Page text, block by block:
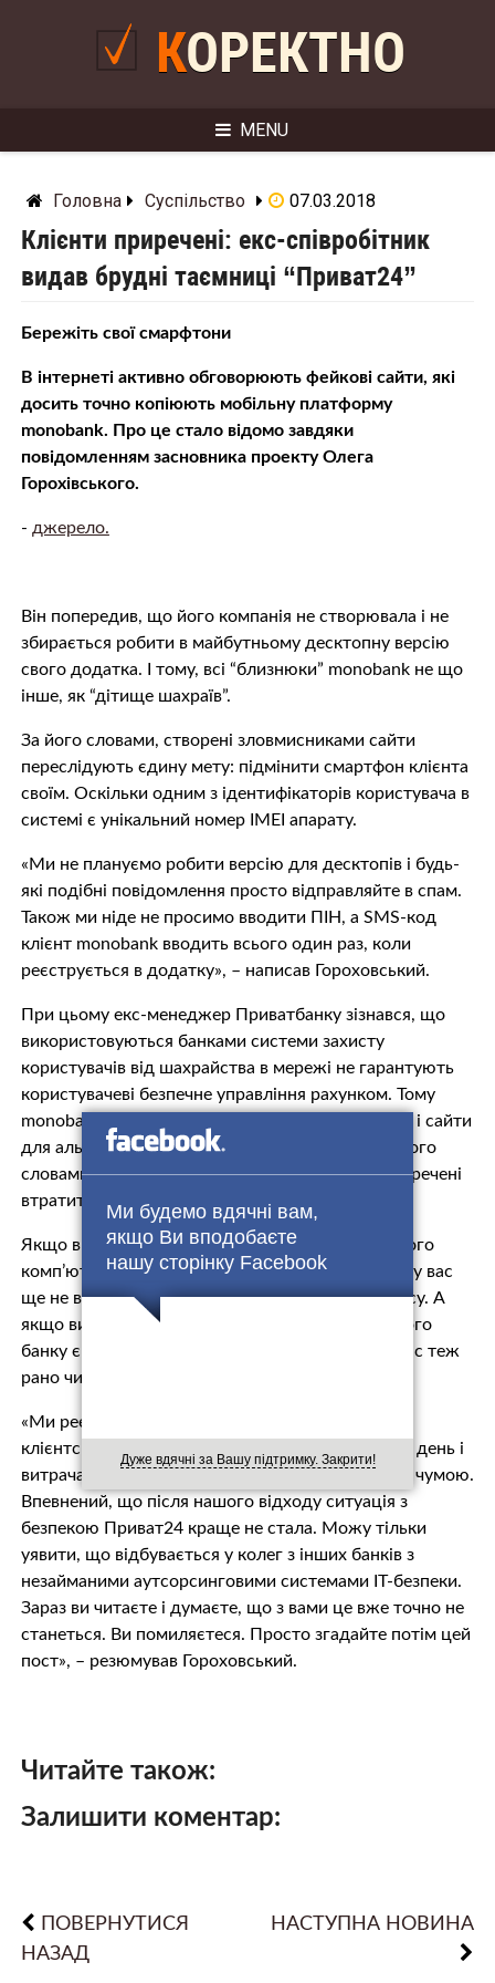
Ми будемо вдячні вам,
якщо Ви вподобаєте
нашу сторінку Facebook
Дуже вдячні за Вашу підтримку. Закрити!
КОРЕКТНО
MENU
Головна Суспільство 07.03.2018
Клієнти приречені: екс-співробітник
видав брудні таємниці “Приват24”
Бережіть свої смарфтони
В інтернеті активно обговорюють фейкові сайти, які
досить точно копіюють мобільну платформу
monobank. Про це стало відомо завдяки
повідомленням засновника проекту Олега
Горохівського.
- джерело.
Він попередив, що його компанія не створювала і не
збирається робити в майбутньому десктопну версію
свого додатка. І тому, всі “близнюки” monobank не що
інше, як “дітище шахраїв”.
За його словами, створені зловмисниками сайти
переслідують єдину мету: підмінити смартфон клієнта
своїм. Оскільки одним з ідентифікаторів користувача в
системі є унікальний номер IMEI апарату.
«Ми не плануємо робити версію для десктопів і будь-
які подібні повідомлення просто відправляйте в спам.
Також ми ніде не просимо вводити ПІН, а SMS-код
клієнт monobank вводить всього один раз, коли
реєструється в додатку», – написав Гороховський.
При цьому екс-менеджер Приватбанку зізнався, що
використовуються банками системи захисту
користувачів від шахрайства в мережі не гарантують
користувачеві безпечне управління рахунком. Тому
monobank і не має наміру створювати програми і сайти
для альтернативних платформ. Більш того, за його
словами, всі користувачі системи Приват24 приречені
втратити свої гроші.
Якщо ви користуєтеся клієнт-банком з звичайного
комп’ютера, то можете бути впевнені, що якщо у вас
ще не вкрали гроші, це всього лише питання часу. А
якщо ви не користуєтеся комп’ютером, а у вашого
банку є комп’ютерна версія клієнт-банку, то у вас теж
рано чи пізно вкрадуть гроші.
«Ми реєстрували сотні випадків компрометації
клієнтських рахунків в десктопному Приват24 в день і
витрачали титанічні зусилля на боротьбу з цією чумою.
Впевнений, що після нашого відходу ситуація з
безпекою Приват24 краще не стала. Можу тільки
уявити, що відбувається у колег з інших банків з
незайманими аутсорсинговими системами ІТ-безпеки.
Зараз ви читаєте і думаєте, що з вами це вже точно не
станеться. Ви помиляєтеся. Просто згадайте потім цей
пост», – резюмував Гороховський.
Читайте також:
Залишити коментар:
ПОВЕРНУТИСЯ
НАЗАД
НАСТУПНА НОВИНА